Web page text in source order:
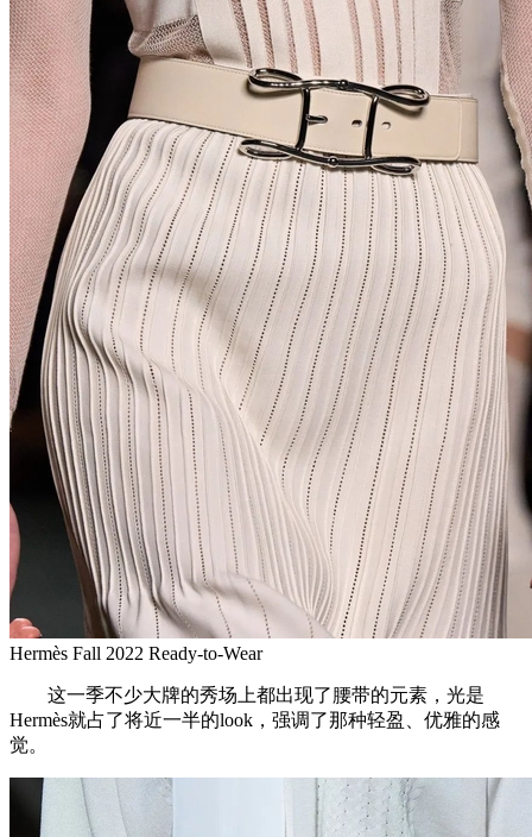
Hermès Fall 2022 Ready-to-Wear
这一季不少大牌的秀场上都出现了腰带的元素，光是
Hermès就占了将近一半的look，强调了那种轻盈、优雅的感
觉。